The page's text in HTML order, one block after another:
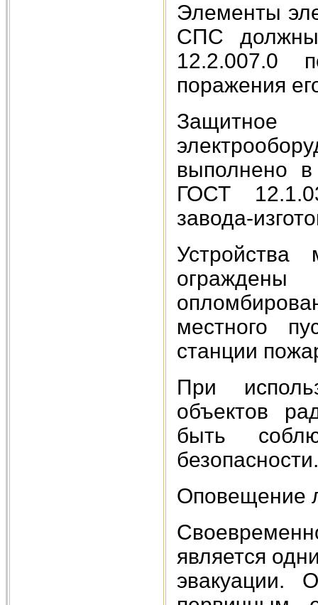
Элементы
СПС должны
12.2.007.0
поражения
выполнено
ГОСТ
завода-
местного
станции
При
объектов
быть
безопасности.
Оповещение
является
эвакуации.